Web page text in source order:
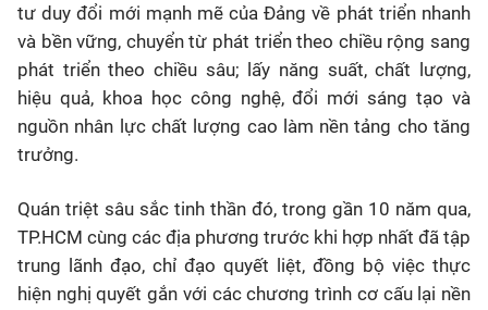
tư duy đổi mới mạnh mẽ của Đảng về phát triển nhanh
và bền vững, chuyển từ phát triển theo chiều rộng sang
phát triển theo chiều sâu; lấy năng suất, chất lượng,
hiệu quả, khoa học công nghệ, đổi mới sáng tạo và
nguồn nhân lực chất lượng cao làm nền tảng cho tăng
trưởng.
Quán triệt sâu sắc tinh thần đó, trong gần 10 năm qua,
TP.HCM cùng các địa phương trước khi hợp nhất đã tập
trung lãnh đạo, chỉ đạo quyết liệt, đồng bộ việc thực
hiện nghị quyết gắn với các chương trình cơ cấu lại nền